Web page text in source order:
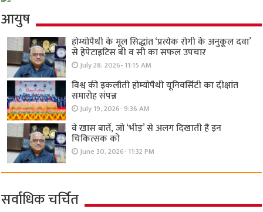
आयुष
होम्योपैथी के मूल सिद्धांत ‘प्रत्येक रोगी केे अनुकूल दवा’
से हेपेटाइटिस बी व सी का सफल उपचार
July 28, 2026- 11:15 AM
विश्व की इकलौती होम्योपैथी यूनिवर्सिटी का दीक्षांत
समारोह संपन्न
July 19, 2026- 9:36 AM
वे खास बातें, जो ‘भीड़’ से अलग दिखाती हैं इन
चिकित्सक को
June 30, 2026- 11:32 PM
सर्वाधिक चर्चित